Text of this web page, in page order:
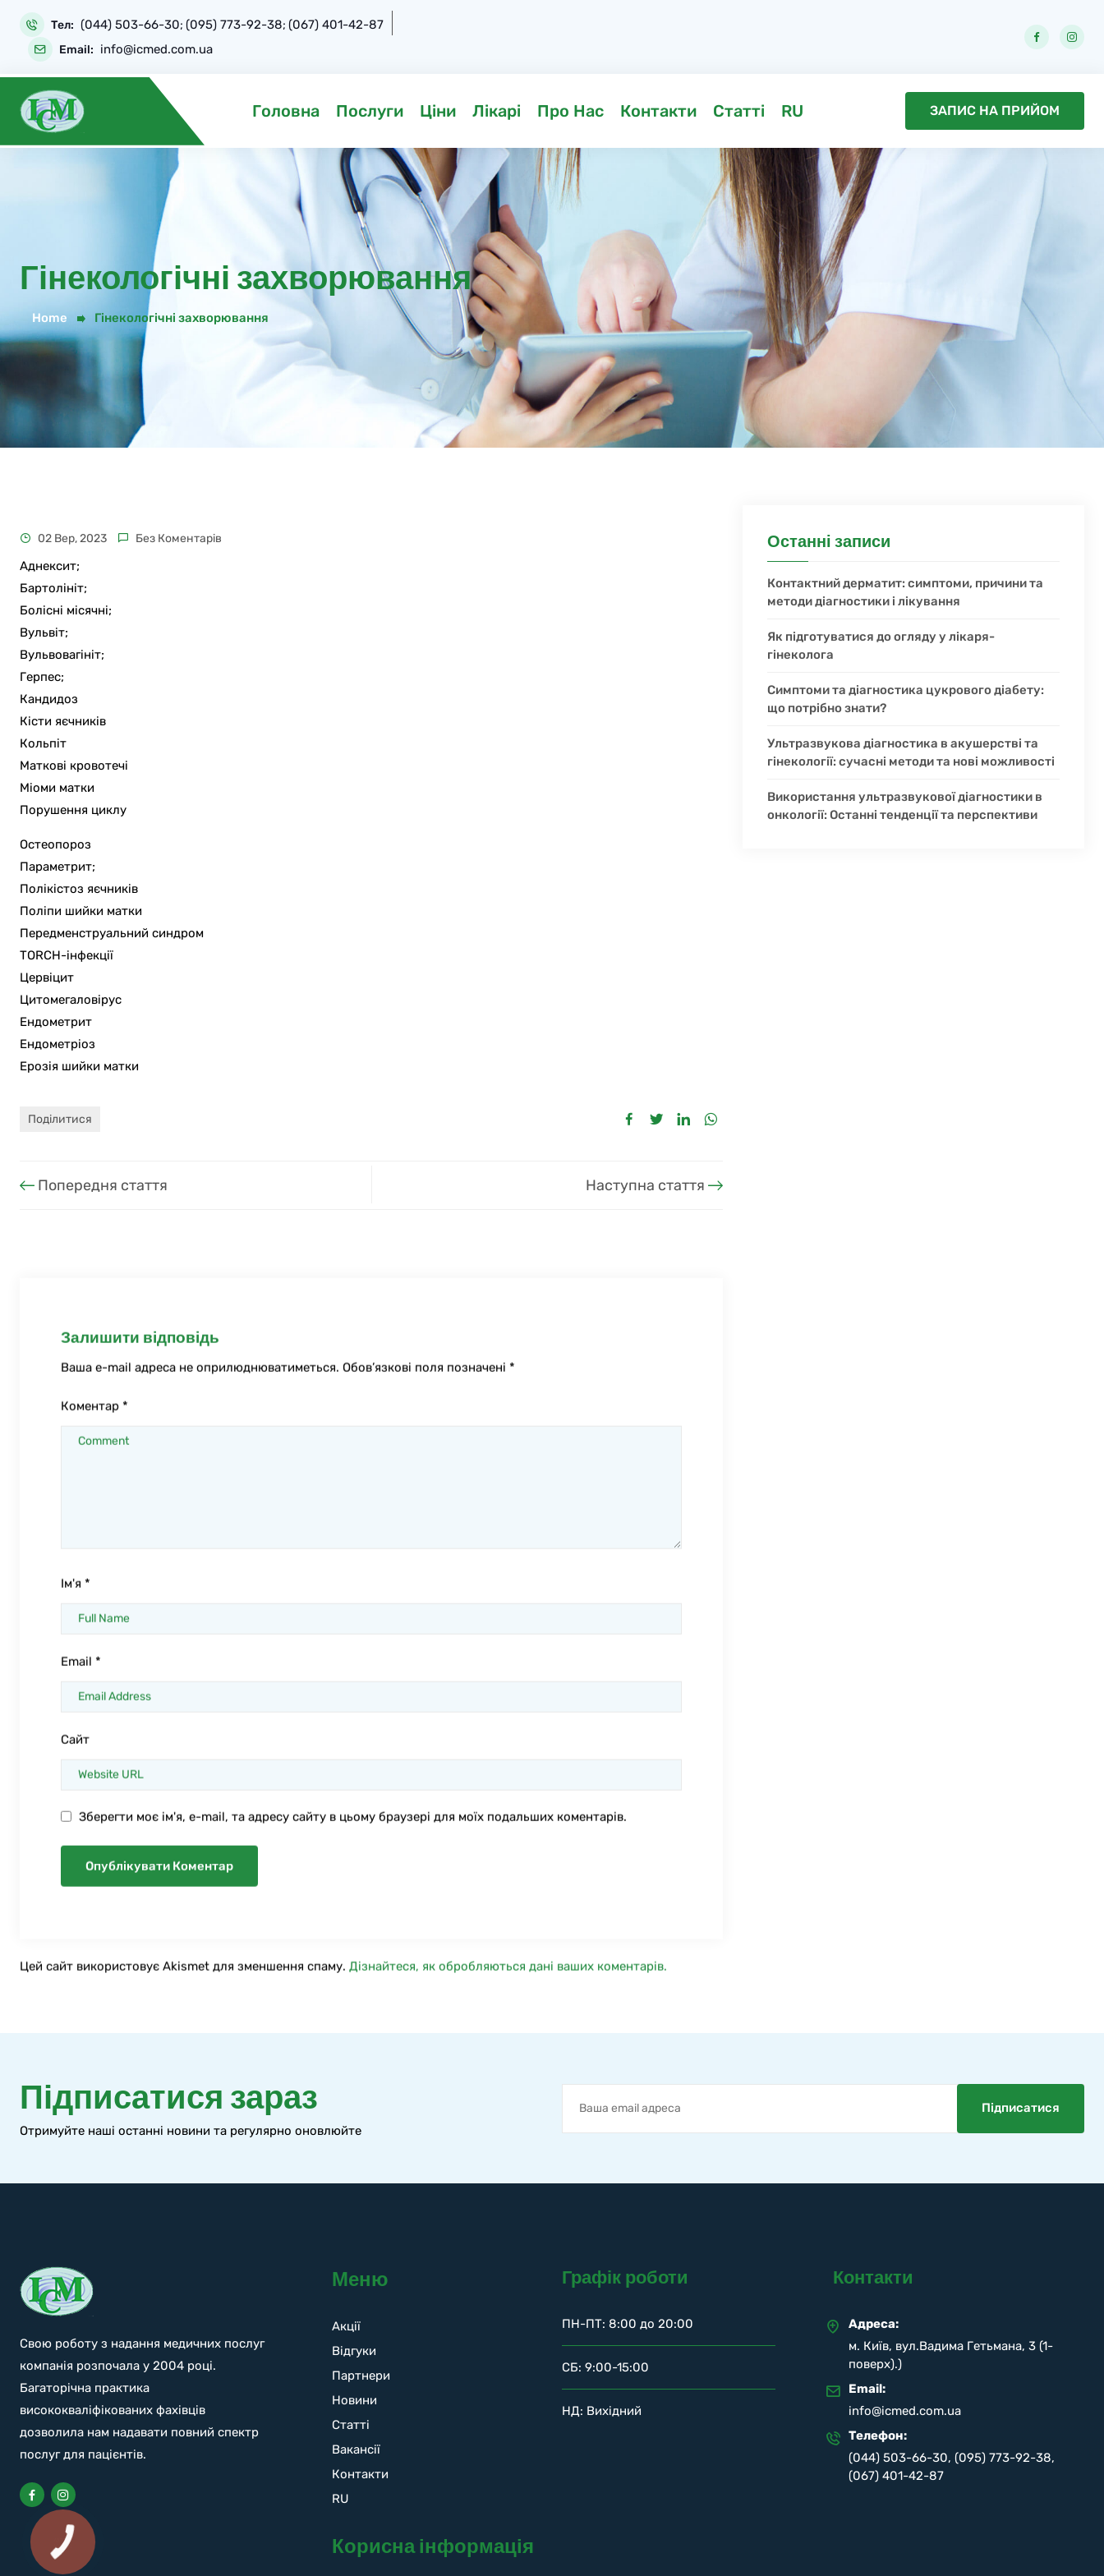
content
Тел: (044) 503-66-30; (095) 773-92-38; (067) 401-42-87
Email: info@icmed.com.ua
Головна Послуги Ціни Лікарі Про Нас Контакти Статті RU ЗАПИС НА ПРИЙОМ
Гінекологічні захворювання
Home Гінекологічні захворювання
02 Вер, 2023 Без Коментарів
Аднексит;
Бартолініт;
Болісні місячні;
Вульвіт;
Вульвовагініт;
Герпес;
Кандидоз
Кісти яєчників
Кольпіт
Маткові кровотечі
Міоми матки
Порушення циклу
Остеопороз
Параметрит;
Полікістоз яєчників
Поліпи шийки матки
Передменструальний синдром
TORCH-інфекції
Цервіцит
Цитомегаловірус
Ендометрит
Ендометріоз
Ерозія шийки матки
Поділитися
Попередня стаття Наступна стаття
Залишити відповідь
Ваша e-mail адреса не оприлюднюватиметься. Обов’язкові поля позначені *
Коментар *
Ім'я *
Email *
Сайт
Зберегти моє ім'я, e-mail, та адресу сайту в цьому браузері для моїх подальших коментарів.
Цей сайт використовує Akismet для зменшення спаму. Дізнайтеся, як обробляються дані ваших коментарів.
Останні записи
Контактний дерматит: симптоми, причини та
методи діагностики і лікування
Як підготуватися до огляду у лікаря-
гінеколога
Симптоми та діагностика цукрового діабету:
що потрібно знати?
Ультразвукова діагностика в акушерстві та
гінекології: сучасні методи та нові можливості
Використання ультразвукової діагностики в
онкології: Останні тенденції та перспективи
Підписатися зараз
Отримуйте наші останні новини та регулярно оновлюйте
Свою роботу з надання медичних послуг
компанія розпочала у 2004 році.
Багаторічна практика
висококваліфікованих фахівців
дозволила нам надавати повний спектр
послуг для пацієнтів.
Меню
Акції
Відгуки
Партнери
Новини
Статті
Вакансії
Контакти
RU
Корисна інформація
Графік роботи
ПН-ПТ: 8:00 до 20:00
СБ: 9:00-15:00
НД: Вихідний
Контакти
Адреса:
м. Київ, вул.Вадима Гетьмана, 3 (1-
поверх).)
Email:
info@icmed.com.ua
Телефон:
(044) 503-66-30, (095) 773-92-38,
(067) 401-42-87